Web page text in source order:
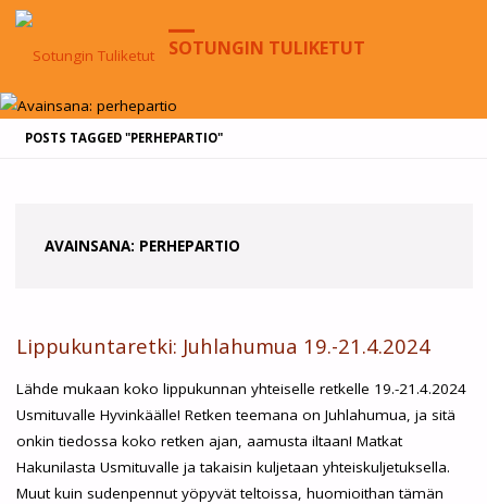
SOTUNGIN TULIKETUT
HOME
POSTS TAGGED "PERHEPARTIO"
AVAINSANA: PERHEPARTIO
Lippukuntaretki: Juhlahumua 19.-21.4.2024
Lähde mukaan koko lippukunnan yhteiselle retkelle 19.-21.4.2024
Usmituvalle Hyvinkäälle! Retken teemana on Juhlahumua, ja sitä
onkin tiedossa koko retken ajan, aamusta iltaan! Matkat
Hakunilasta Usmituvalle ja takaisin kuljetaan yhteiskuljetuksella.
Muut kuin sudenpennut yöpyvät teltoissa, huomioithan tämän